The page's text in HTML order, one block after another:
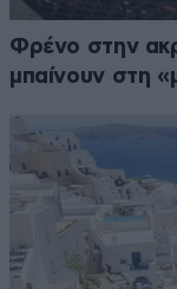
Φρένο στην
μπαίνουν στη